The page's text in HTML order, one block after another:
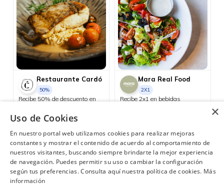
Restaurante Cardó
50%
Recibe 50% de descuento en
JUEVES con tu Diners.
Mara Real Food
2X1
Recibe 2x1 en bebidas
×
Uso de Cookies
En nuestro portal web utilizamos cookies para realizar mejoras
constantes y mostrar el contenido de acuerdo al comportamiento de
nuestros visitantes, buscando siempre brindarte la mejor experiencia
de navegación. Puedes permitir su uso o cambiar la configuración
según tus preferencias. Consulta aquí nuestra política de cookies. Más
información